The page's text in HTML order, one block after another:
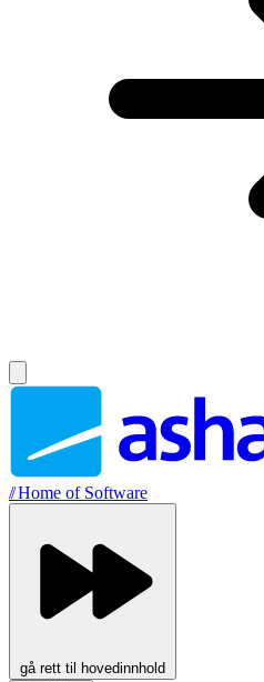
//Home of Software
gå rett til hovedinnhold